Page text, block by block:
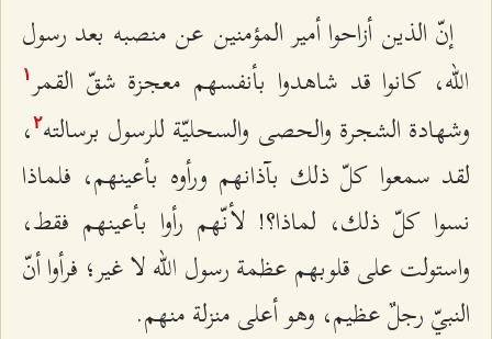
إنّ الذين أزاحوا أمير المؤمنين عن منصبه بعد رسول
الله، كانوا قد شاهدوا بأنفسهم معجزة شقّ القمر ۱
وشهادة الشجرة والحصى والسحليّة للرسول برسالته٢،
لقد سمعوا كلّ ذلك بآذانهم ورأوه بأعينهم، فلماذا
نسوا كلّ ذلك، لماذا؟! لأنّهم رأوا بأعينهم فقط،
واستولت على قلوبهم عظمة رسول الله لا غير؛ فرأوا أنّ
النبيّ رجلٌ عظيم، وهو أعلى منزلة منهم.